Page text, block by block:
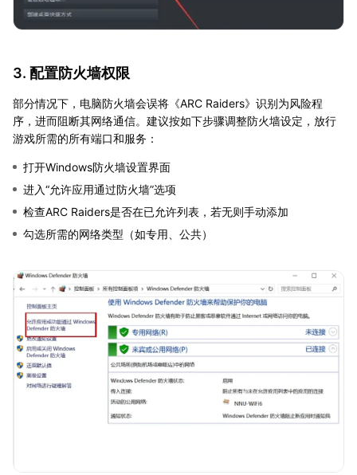
3. 配置防火墙权限
部分情况下，电脑防火墙会误将《ARC Raiders》识别为风险程
序，进而阻断其网络通信。建议按如下步骤调整防火墙设定，放行
游戏所需的所有端口和服务：
打开Windows防火墙设置界面
进入“允许应用通过防火墙”选项
检查ARC Raiders是否在已允许列表，若无则手动添加
勾选所需的网络类型（如专用、公共）